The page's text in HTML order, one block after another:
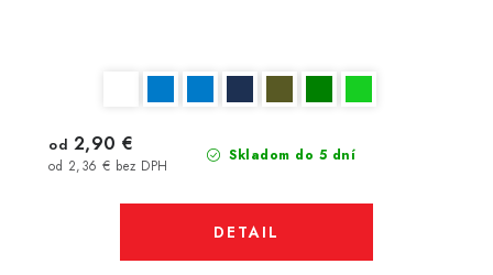
Skladom do 5 dní
od 2,36 € bez DPH
od 2,90 €
DETAIL